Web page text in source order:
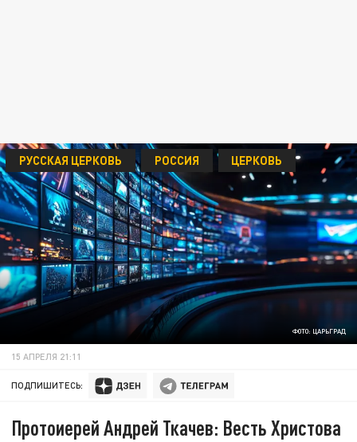
ФОТО: ЦАРЬГРАД
РУССКАЯ ЦЕРКОВЬ РОССИЯ ЦЕРКОВЬ
15 АПРЕЛЯ 21:11
ПОДПИШИТЕСЬ:
Протоиерей Андрей Ткачев: Весть Христова